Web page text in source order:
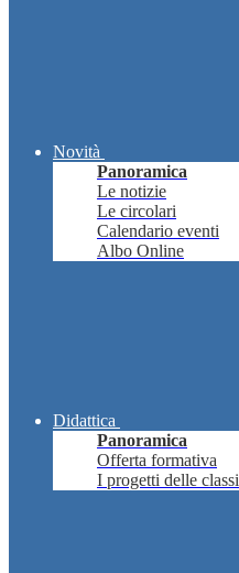
Novità
Panoramica
Le notizie
Le circolari
Calendario eventi
Albo Online
Didattica
Panoramica
Offerta formativa
I progetti delle classi